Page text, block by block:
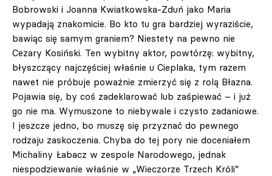
Bobrowski i Joanna Kwiatkowska-Zduń jako Maria
wypadają znakomicie. Bo kto tu gra bardziej wyraziście,
bawiąc się samym graniem? Niestety na pewno nie
Cezary Kosiński. Ten wybitny aktor, powtórzę: wybitny,
błyszczący najczęściej właśnie u Cieplaka, tym razem
nawet nie próbuje poważnie zmierzyć się z rolą Błazna.
Pojawia się, by coś zadeklarować lub zaśpiewać – i już
go nie ma. Wymuszone to niebywale i czysto zadaniowe.
I jeszcze jedno, bo muszę się przyznać do pewnego
rodzaju zaskoczenia. Chyba do tej pory nie doceniałem
Michaliny Łabacz w zespole Narodowego, jednak
niespodziewanie właśnie w „Wieczorze Trzech Króli”